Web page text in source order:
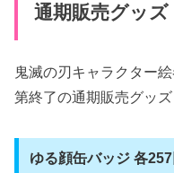
通期販売グッズ
鬼滅の刃キャラクター
第終了の通期販売グッズ
ゆる顔缶バッジ 各